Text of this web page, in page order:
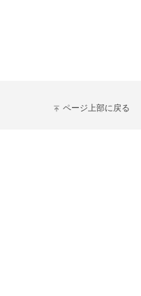
ページ上部に戻る